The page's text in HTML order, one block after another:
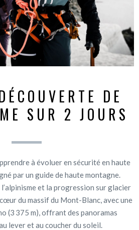
DE
SUR 2 JOURS
à évoluer en sécurité en haute
par un guide de haute montagne.
et la progression sur glacier
du massif du Mont-Blanc, avec une
(3 375 m), offrant des panoramas
lever et au coucher du soleil.